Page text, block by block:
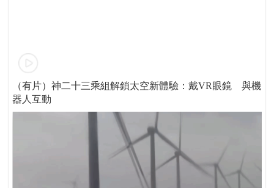
（有片）神二十三乘組解鎖太空新體驗：戴VR眼鏡 與機
器人互動